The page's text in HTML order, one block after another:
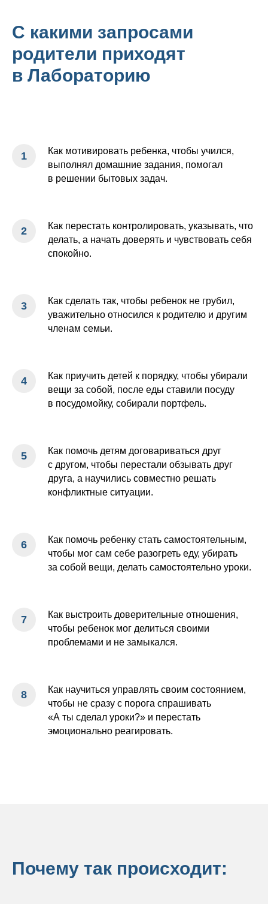
С какими запросами
родители приходят
в Лабораторию
Как мотивировать ребенка, чтобы учился,
выполнял домашние задания, помогал
в решении бытовых задач.
Как перестать контролировать, указывать, что
делать, а начать доверять и чувствовать себя
спокойно.
Как сделать так, чтобы ребенок не грубил,
уважительно относился к родителю и другим
членам семьи.
Как приучить детей к порядку, чтобы убирали
вещи за собой, после еды ставили посуду
в посудомойку, собирали портфель.
Как помочь детям договариваться друг
с другом, чтобы перестали обзывать друг
друга, а научились совместно решать
конфликтные ситуации.
Как помочь ребенку стать самостоятельным,
чтобы мог сам себе разогреть еду, убирать
за собой вещи, делать самостоятельно уроки.
Как выстроить доверительные отношения,
чтобы ребенок мог делиться своими
проблемами и не замыкался.
Как научиться управлять своим состоянием,
чтобы не сразу с порога спрашивать
«А ты сделал уроки?» и перестать
эмоционально реагировать.
Почему так происходит: